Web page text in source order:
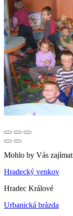
Mohlo by Vás zajímat
Hradecký venkov
Hradec Králové
Urbanická brázda